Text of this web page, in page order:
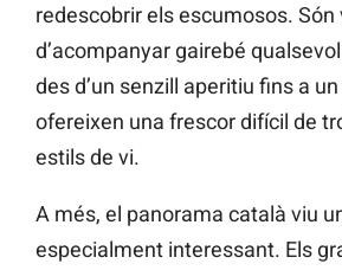
redescobrir els escumosos. Són
d’acompanyar gairebé
des d’un senzill aperitiu fins a
ofereixen una frescor difícil de
estils de vi.
A més, el panorama català viu
especialment interessant. Els